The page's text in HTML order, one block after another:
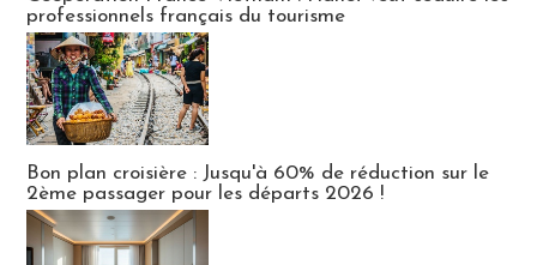
professionnels français du tourisme
Bon plan croisière : Jusqu'à 60% de réduction sur le
2ème passager pour les départs 2026 !